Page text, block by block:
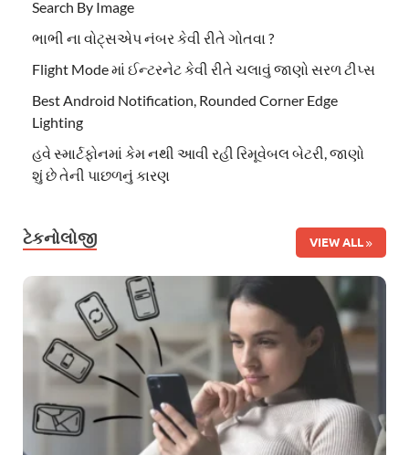
Search By Image
ભાભી ના વોટ્સએપ નંબર કેવી રીતે ગોતવા ?
Flight Mode માં ઈન્ટરનેટ કેવી રીતે ચલાવું જાણો સરળ ટીપ્સ
Best Android Notification, Rounded Corner Edge
Lighting
હવે સ્માર્ટફોનમાં કેમ નથી આવી રહી રિમૂવેબલ બેટરી, જાણો
શું છે તેની પાછળનું કારણ
ટેકનોલોજી VIEW ALL